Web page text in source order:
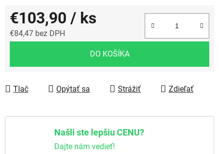
€103,90 / ks
€84,47 bez DPH
DO KOŠÍKA
Tlač Opýtať sa Strážiť Zdieľať
Našli ste lepšiu CENU?
Dajte nám vedieť!